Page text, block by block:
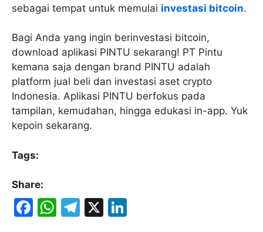
sebagai tempat untuk memulai investasi bitcoin.
Bagi Anda yang ingin berinvestasi bitcoin,
download aplikasi PINTU sekarang! PT Pintu
kemana saja dengan brand PINTU adalah
platform jual beli dan investasi aset crypto
Indonesia. Aplikasi PINTU berfokus pada
tampilan, kemudahan, hingga edukasi in-app. Yuk
kepoin sekarang.
Tags:
Share:
F
W T
X